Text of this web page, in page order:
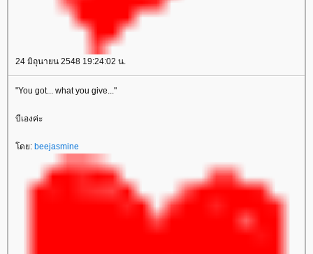
24 มิถุนายน 2548 19:24:02 น.
"You got... what you give..."
บีเองค่ะ
ดย: beejasmine